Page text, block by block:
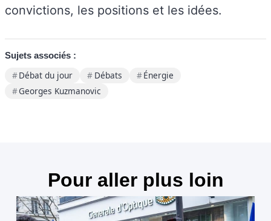
convictions, les positions et les idées.
Sujets associés :
Débat du jour Débats
Énergie
Georges Kuzmanovic
Pour aller plus loin